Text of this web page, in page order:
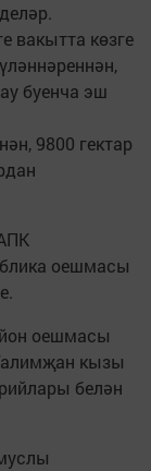
вакытта көзге
буенча эш
9800 гектар
оешмасы
оешмасы
кызы
белән